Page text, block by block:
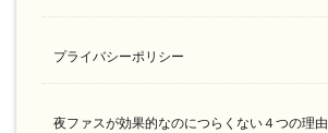
プライバシーポリシー
夜ファスが効果的なのにつらくない４つの理由